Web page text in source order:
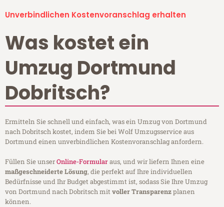
Unverbindlichen Kostenvoranschlag erhalten
Was kostet ein
Umzug Dortmund
Dobritsch?
Ermitteln Sie schnell und einfach, was ein Umzug von Dortmund
nach Dobritsch kostet, indem Sie bei Wolf Umzugsservice aus
Dortmund einen unverbindlichen Kostenvoranschlag anfordern.
Füllen Sie unserOnline-Formularaus, und wir liefern Ihnen eine
maßgeschneiderte Lösung, die perfekt auf Ihre individuellen
Bedürfnisse und Ihr Budget abgestimmt ist, sodass Sie Ihre Umzug
von Dortmund nach Dobritsch mitvoller Transparenzplanen
können.